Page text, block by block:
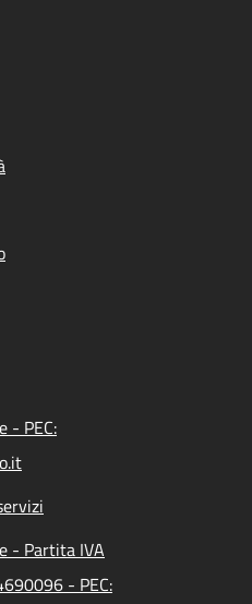
- PEC:
- Partita IVA
- PEC: